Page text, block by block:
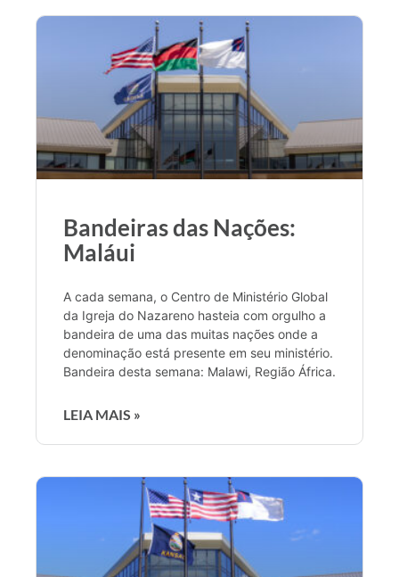
Bandeiras das Nações:
Maláui
A cada semana, o Centro de Ministério Global
da Igreja do Nazareno hasteia com orgulho a
bandeira de uma das muitas nações onde a
denominação está presente em seu ministério.
Bandeira desta semana: Malawi, Região África.
LEIA MAIS »